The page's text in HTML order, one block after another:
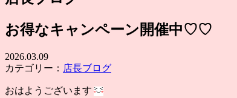
お得なキャンペーン開催中♡♡
2026.03.09
カテゴリー： 店長ブログ
おはようございます